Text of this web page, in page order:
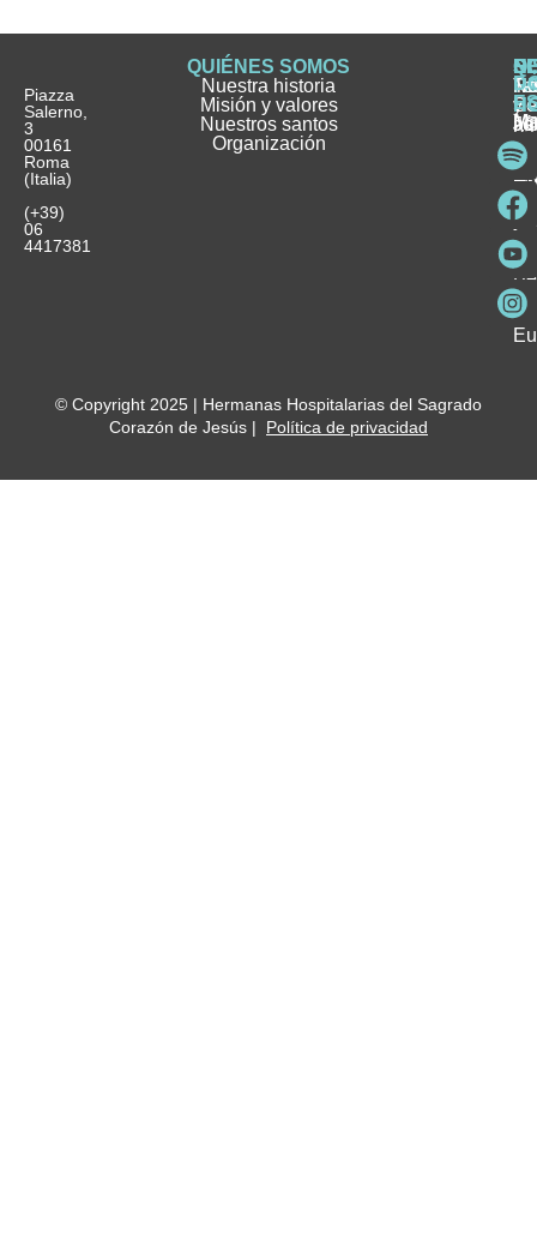
Piazza
Salerno,
3
00161
Roma
(Italia)
(+39)
06
4417381
QUIÉNES SOMOS
Nuestra historia
Misión y valores
Nuestros santos
Organización
e
y
y
© Copyright 2025 | Hermanas Hospitalarias del Sagrado
Corazón de Jesús | Política de privacidad